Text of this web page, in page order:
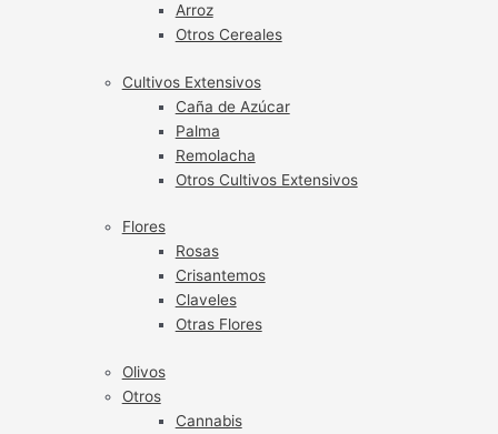
Arroz
Otros Cereales
Cultivos Extensivos
Caña de Azúcar
Palma
Remolacha
Otros Cultivos Extensivos
Flores
Rosas
Crisantemos
Claveles
Otras Flores
Olivos
Otros
Cannabis